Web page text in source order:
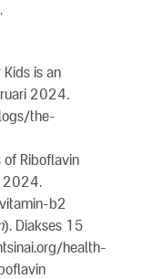
.
is an
2024.
the-
of Riboflavin
2024.
b2
). Diakses 15
health-